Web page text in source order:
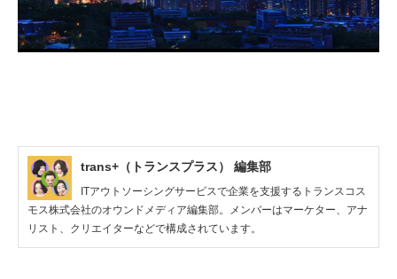
trans+（トランスプラス） 編集部
ITアウトソーシングサービスで企業を支援するトランスコス
モス株式会社のオウンドメディア編集部。メンバーはマーケター、アナ
リスト、クリエイターなどで構成されています。